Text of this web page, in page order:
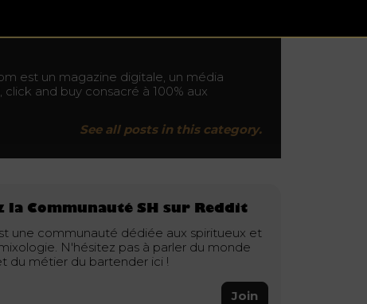
est un magazine digitale, un média
click and buy consacré à 100% aux
See all posts in this category.
la Communauté SH sur Reddit
une communauté dédiée aux spiritueux et
N'hésitez pas à parler du monde
du métier du bartender ici !
Join